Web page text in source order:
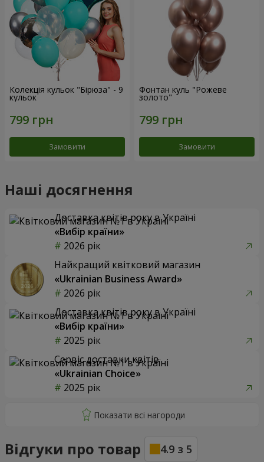
Колекція кульок "Бірюза" - 9
кульок
Замовити
Фонтан куль "Рожеве
золото"
Замовити
Наші досягнення
Доставка квітів року в Україні
«Вибір країни»
2026 рік
Найкращий квітковий магазин
«Ukrainian Business Award»
2026 рік
Доставка квітів року в Україні
«Вибір країни»
2025 рік
Сервіс доставки квітів
«Ukrainian Choice»
2025 рік
Відгуки про товар 4.9 з 5